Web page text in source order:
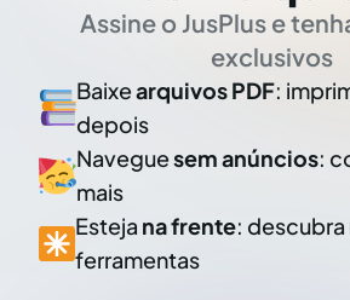
Assine o JusPlus e
exclusivos
Baixearquivos PDF:
depois
Naveguesem anúncios:
mais
Esteja na frente: descubra
ferramentas